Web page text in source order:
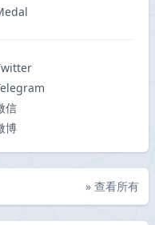
信
博
» 查看所有